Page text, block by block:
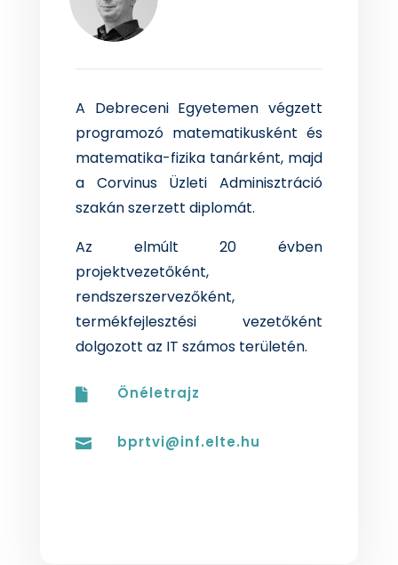
A Debreceni Egyetemen végzett
programozó matematikusként és
matematika-fizika tanárként, majd
a Corvinus Üzleti Adminisztráció
szakán szerzett diplomát.
Az elmúlt 20 évben
projektvezetőként,
rendszerszervezőként,
termékfejlesztési vezetőként
dolgozott az IT számos területén.
 Önéletrajz
 bprtvi@inf.elte.hu